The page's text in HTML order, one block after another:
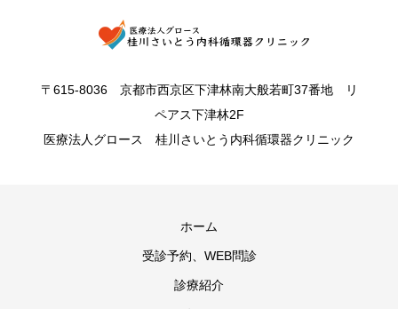
〒615-8036 京都市西京区下津林南大般若町37番地 リ
ペアス下津林2F
医療法人グロース 桂川さいとう内科循環器クリニック
ホーム
受診予約、WEB問診
診療紹介